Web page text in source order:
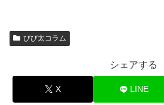
びび太コラム
シェアする
X LINE